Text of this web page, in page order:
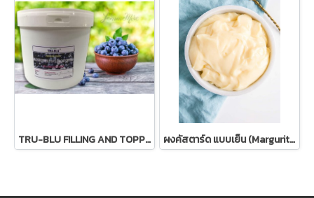
TRU-BLU FILLING AND TOPPING ขนาด 5kg - ฟิลลิ่งผลไม้แท้รสต่างๆ (เลือกรสชาติ) ผงคัสตาร์ด แบบเย็น (Margurite Instant Delice Custard Powder : Cold Process)